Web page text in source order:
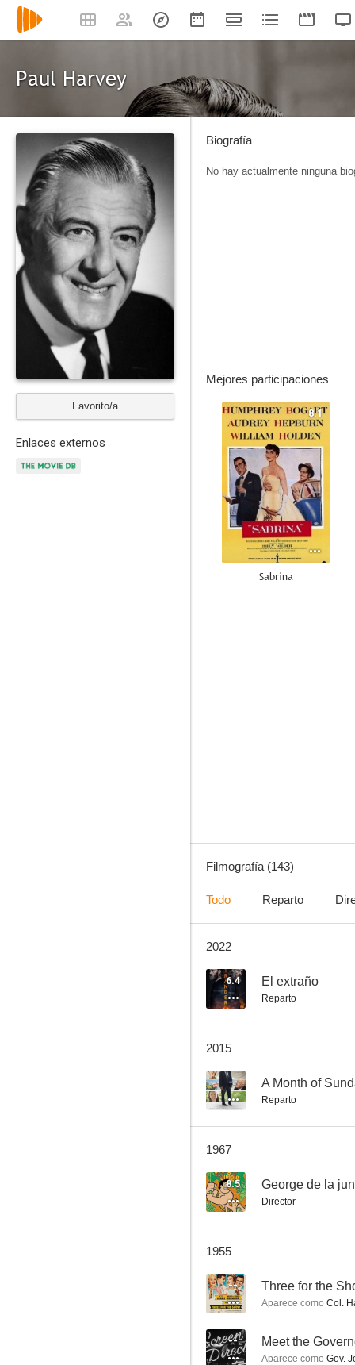
Paul Harvey
Favorito/a
Enlaces externos
Biografía
No hay actualmente ninguna
Mejores participaciones
8.1
Sabrina
7.0
6.0
Filmografía (143)
Todo Reparto
2022
6.4 El extraño
Reparto
2015
-- A Month of
Reparto
1967
8.5 George de la
Director
1955
-- Three for the
Aparece como Col.
-- Meet the
Aparece como Gov.